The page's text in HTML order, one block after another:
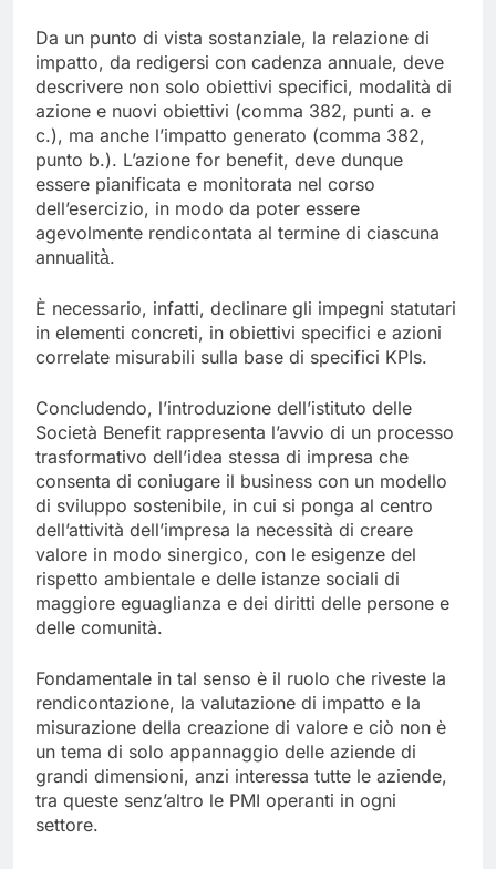
Da un punto di vista sostanziale, la relazione di
impatto, da redigersi con cadenza annuale, deve
descrivere non solo obiettivi specifici, modalità di
azione e nuovi obiettivi (comma 382, punti a. e
c.), ma anche l’impatto generato (comma 382,
punto b.). L’azione for benefit, deve dunque
essere pianificata e monitorata nel corso
dell’esercizio, in modo da poter essere
agevolmente rendicontata al termine di ciascuna
annualità̀.
È necessario, infatti, declinare gli impegni statutari
in elementi concreti, in obiettivi specifici e azioni
correlate misurabili sulla base di specifici KPIs.
Concludendo, l’introduzione dell’istituto delle
Società Benefit rappresenta l’avvio di un processo
trasformativo dell’idea stessa di impresa che
consenta di coniugare il business con un modello
di sviluppo sostenibile, in cui si ponga al centro
dell’attività dell’impresa la necessità di creare
valore in modo sinergico, con le esigenze del
rispetto ambientale e delle istanze sociali di
maggiore eguaglianza e dei diritti delle persone e
delle comunità.
Fondamentale in tal senso è il ruolo che riveste la
rendicontazione, la valutazione di impatto e la
misurazione della creazione di valore e ciò non è
un tema di solo appannaggio delle aziende di
grandi dimensioni, anzi interessa tutte le aziende,
tra queste senz’altro le PMI operanti in ogni
settore.